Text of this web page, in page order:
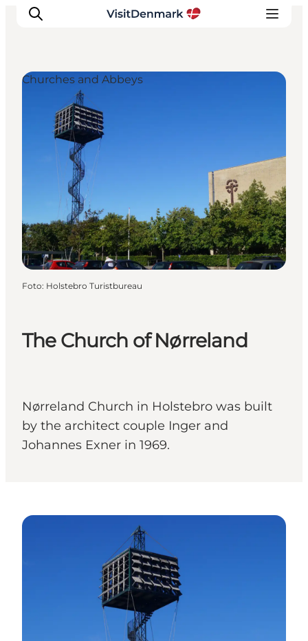
Inspiration
Resmål
Aktiviteter
Övernatta
Planera resan
The Church of Nørreland
Nørreland Church in Holstebro was built
by the architect couple Inger and
Johannes Exner in 1969.
Churches and Abbeys
Foto: Holstebro Turistbureau